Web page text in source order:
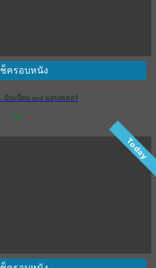
ช็ครอบหนัง
มินเนี่ยน and มอนสเตอร์
207 6
Today